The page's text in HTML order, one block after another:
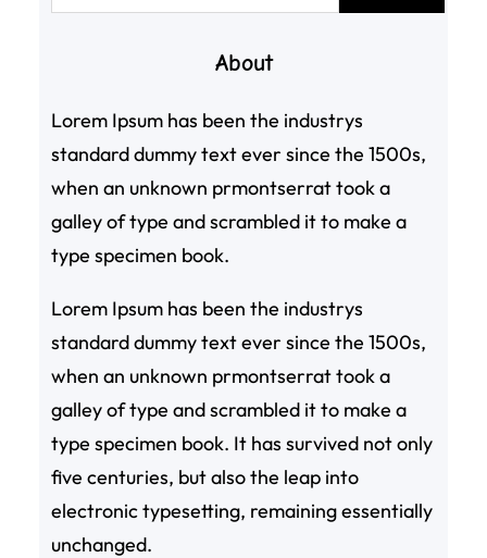
About
Lorem Ipsum has been the industrys
standard dummy text ever since the 1500s,
when an unknown prmontserrat took a
galley of type and scrambled it to make a
type specimen book.
Lorem Ipsum has been the industrys
standard dummy text ever since the 1500s,
when an unknown prmontserrat took a
galley of type and scrambled it to make a
type specimen book. It has survived not only
five centuries, but also the leap into
electronic typesetting, remaining essentially
unchanged.